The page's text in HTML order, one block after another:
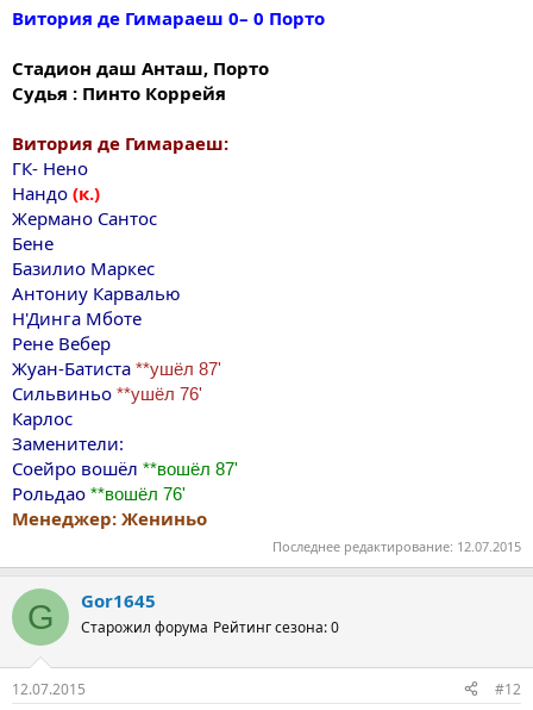
Витория де Гимараеш 0– 0 Порто
Стадион даш Анташ, Порто
Судья : Пинто Коррейя
Витория де Гимараеш:
ГК- Нено
Нандо (к.)
Жермано Сантос
Бене
Базилио Маркес
Антониу Карвалью
Н'Динга Mботе
Рене Вебер
Жуан-Батиста **ушёл 87'
Сильвиньо **ушёл 76'
Карлос
Заменители:
Соейро вошёл **вошёл 87'
Рольдао **вошёл 76'
Менеджер: Жениньо
Последнее редактирование: 12.07.2015
G Gor1645
Старожил форума Рейтинг сезона: 0
12.07.2015
#12